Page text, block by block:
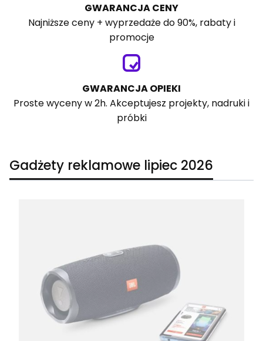
GWARANCJA CENY
Najniższe ceny + wyprzedaże do 90%, rabaty i
promocje
GWARANCJA OPIEKI
Proste wyceny w 2h. Akceptujesz projekty, nadruki i
próbki
Gadżety reklamowe lipiec 2026